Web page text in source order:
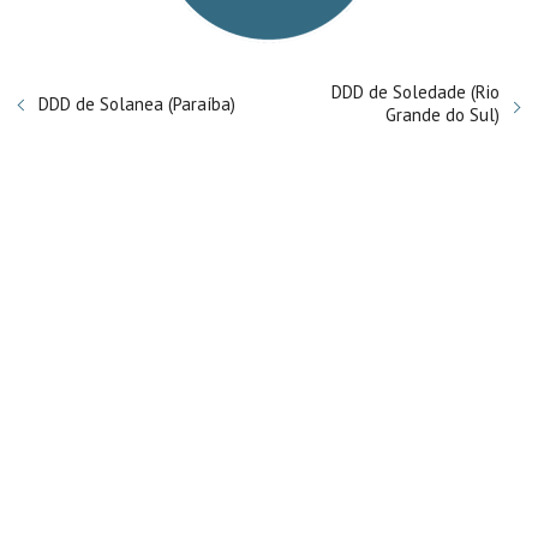
DDD de Solanea (Paraíba)
DDD de Soledade (Rio
Grande do Sul)